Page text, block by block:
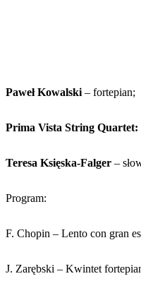
Paweł Kowalski – fortepian;
Prima Vista String Quartet:
Teresa Księska-Falger –
Program:
F. Chopin – Lento con gran
J. Zarębski – Kwintet